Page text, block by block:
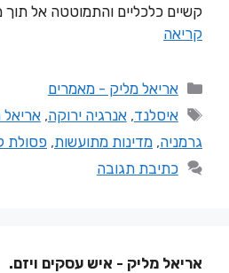
קשיים כלכליים והתמוטטה אל תוך
קריאה
אריאל מליק - מאמרים
איסלנד,אנרגיה ירוקה,אריאל
גרמניה, מדינות מתועשות, פסולת
כתיבת תגובה
אריאל מליק - איש עסקים ויזם.